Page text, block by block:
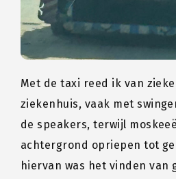
Met de taxi reed ik van
ziekenhuis, vaak met
de speakers, terwijl
achtergrond opriepen tot
hiervan was het vinden van